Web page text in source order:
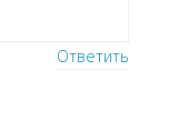
Ответить